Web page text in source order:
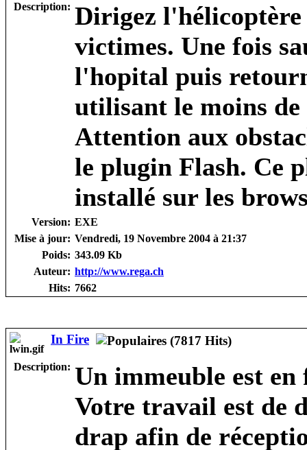
Description: Dirigez l'hélicoptère
victimes. Une fois
l'hopital puis
utilisant le moins
Attention aux
le plugin Flash. Ce
installé sur les
Version: EXE
Mise à jour: Vendredi, 19 Novembre 2004 à 21:37
Poids: 343.09 Kb
Auteur: http://www.rega.ch
Hits: 7662
In Fire
Description: Un immeuble est en
Votre travail est de
drap afin de